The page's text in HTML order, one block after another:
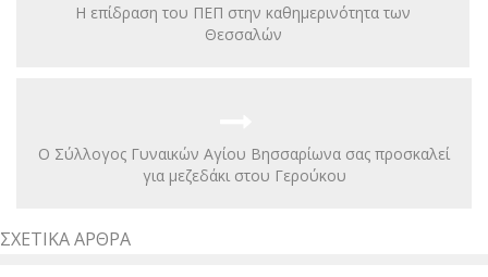
Η επίδραση του ΠΕΠ στην καθημερινότητα των
Θεσσαλών
Ο Σύλλογος Γυναικών Αγίου Βησσαρίωνα σας προσκαλεί
για μεζεδάκι στου Γερούκου
ΣΧΕΤΙΚΆ ΆΡΘΡΑ